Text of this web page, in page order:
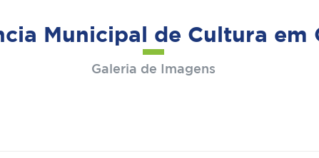
Municipal de Cultura em
Galeria de Imagens